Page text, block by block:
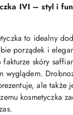
IVI – styl i
to idealny
porządek i
skóry
wyglądem.
ale także
kosmetyczka